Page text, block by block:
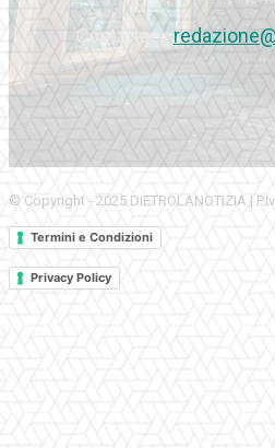
Contattaci:
© Copyright - 2025 DIETROLANOTIZIA |
Termini e Condizioni
Privacy Policy